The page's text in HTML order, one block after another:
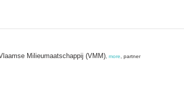
Milieumaatschappij (VMM) more , partner